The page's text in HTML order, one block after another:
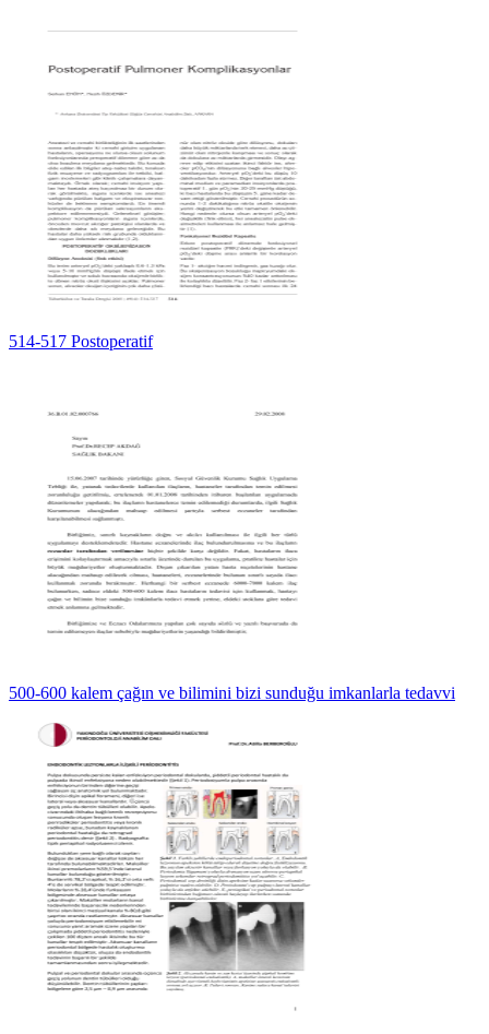
514-517 Postoperatif
500-600 kalem çağın ve bilimini bizi sunduğu imkanlarla tedavvi